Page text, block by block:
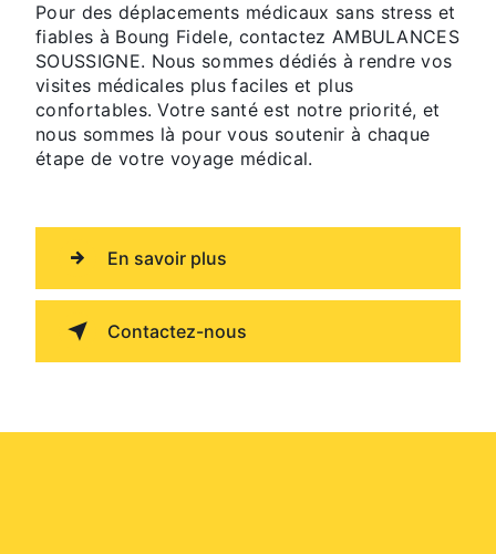
Pour des déplacements médicaux sans stress et
fiables à Boung Fidele, contactez AMBULANCES
SOUSSIGNE. Nous sommes dédiés à rendre vos
visites médicales plus faciles et plus
confortables. Votre santé est notre priorité, et
nous sommes là pour vous soutenir à chaque
étape de votre voyage médical.
En savoir plus
Contactez-nous